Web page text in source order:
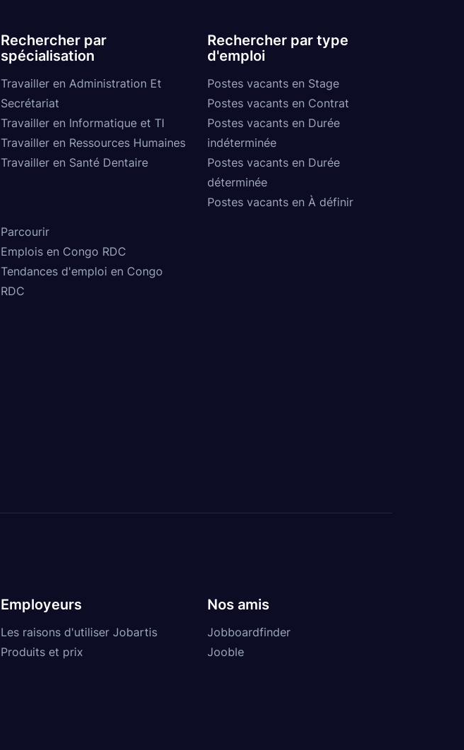
Rechercher par
spécialisation
Travailler en Administration Et
Secrétariat
Travailler en Informatique et TI
Travailler en Ressources Humaines
Travailler en Santé Dentaire
Rechercher par type
d'emploi
Postes vacants en Stage
Postes vacants en Contrat
Postes vacants en Durée
indéterminée
Postes vacants en Durée
déterminée
Postes vacants en À définir
Parcourir
Emplois en Congo RDC
Tendances d'emploi en Congo
RDC
Employeurs
Les raisons d'utiliser Jobartis
Produits et prix
Nos amis
Jobboardfinder
Jooble